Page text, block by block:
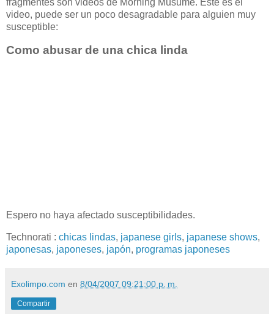
fragmentes son videos de Morning Musume. Éste es el
video, puede ser un poco desagradable para alguien muy
susceptible:
Como abusar de una chica linda
Espero no haya afectado susceptibilidades.
Technorati : chicas lindas, japanese girls, japanese shows,
japonesas, japoneses, japón, programas japoneses
Exolimpo.com en 8/04/2007 09:21:00 p. m.
Compartir